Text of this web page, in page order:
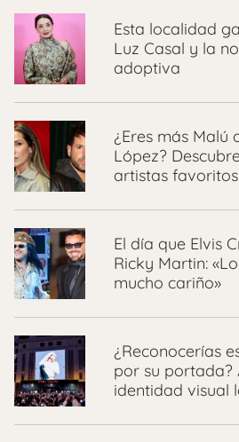
Esta localidad
Luz Casal y la
adoptiva
¿Eres más Malú
López?
artistas
El día que Elvis
Ricky Martin:
mucho cariño»
¿Reconocerías
por su portada?
identidad visual